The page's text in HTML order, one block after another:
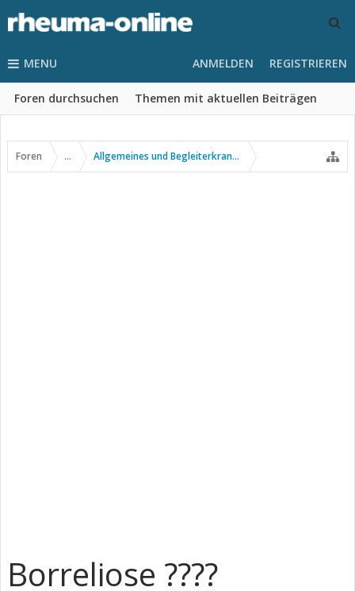
MENU
Foren durchsuchen Themen mit aktuellen Beiträgen
ANMELDEN REGISTRIEREN
Foren ... Allgemeines und Begleiterkrankungen
Borreliose ????